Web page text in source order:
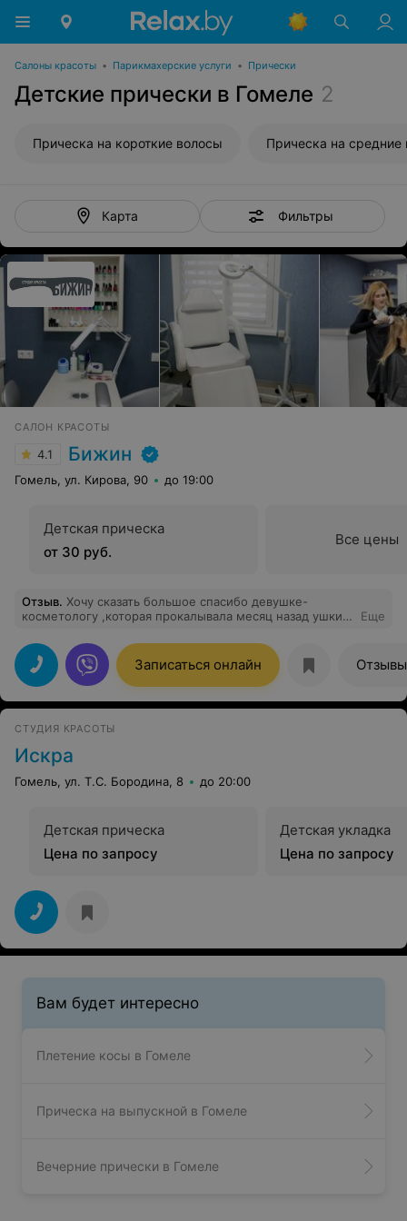
Салоны красоты • Парикмахерские услуги • Прически
Детские прически в Гомеле 2
Прическа на короткие волосы Прическа на средние
Карта Фильтры
САЛОН КРАСОТЫ
4.1 Бижин
Гомель, ул. Кирова, 90 до 19:00
Детская прическа
от 30 руб.
Все цены
Отзыв. Хочу сказать большое спасибо девушке-
косметологу ,которая прокалывала месяц назад ушки
быстро. Спасибо большое и удачи вам.
Еще
Записаться онлайн Отзывы
СТУДИЯ КРАСОТЫ
Искра
Гомель, ул. Т.С. Бородина, 8 до 20:00
Детская прическа
Цена по запросу
Детская укладка
Цена по запросу
Вам будет интересно
Плетение косы в Гомеле
Прическа на выпускной в Гомеле
Вечерние прически в Гомеле